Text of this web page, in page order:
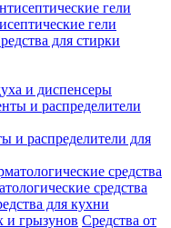
гели
для стирки
и диспенсеры
и распределители для
средства
для кухни
Средства от